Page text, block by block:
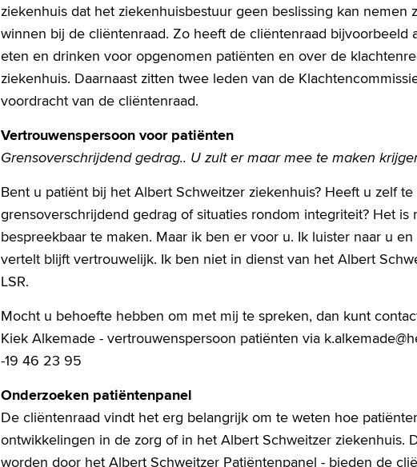
ziekenhuis dat het ziekenhuisbestuur geen beslissing kan nemen
winnen bij de cliëntenraad. Zo heeft de cliëntenraad bijvoorbeeld
eten en drinken voor opgenomen patiënten en over de
ziekenhuis. Daarnaast zitten twee leden van de
voordracht van de cliëntenraad.
Vertrouwenspersoon voor patiënten
Grensoverschrijdend gedrag.. U zult er maar mee te maken
Bent u patiënt bij het Albert Schweitzer ziekenhuis? Heeft u zelf
grensoverschrijdend gedrag of situaties rondom integriteit? Het is
bespreekbaar te maken. Maar ik ben er voor u. Ik luister naar u
vertelt blijft vertrouwelijk. Ik ben niet in dienst van het Albert
LSR.
Mocht u behoefte hebben om met mij te spreken, dan kunt
Kiek Alkemade - vertrouwenspersoon patiënten via
-19 46 23 95
Onderzoeken patiëntenpanel
De cliëntenraad vindt het erg belangrijk om te weten hoe
ontwikkelingen in de zorg of in het Albert Schweitzer ziekenhuis.
worden door het Albert Schweitzer Patiëntenpanel - bieden de